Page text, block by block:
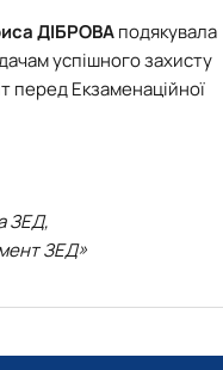
ДІБРОВАподякувала
успішного захисту
перед Екзаменаційної
ЗЕД,
ЗЕД»